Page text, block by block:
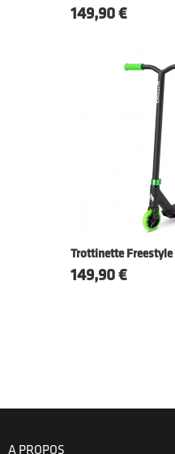
Prix
149,90 €
Trottinette Freestyle
Prix
149,90 €
A PROPOS